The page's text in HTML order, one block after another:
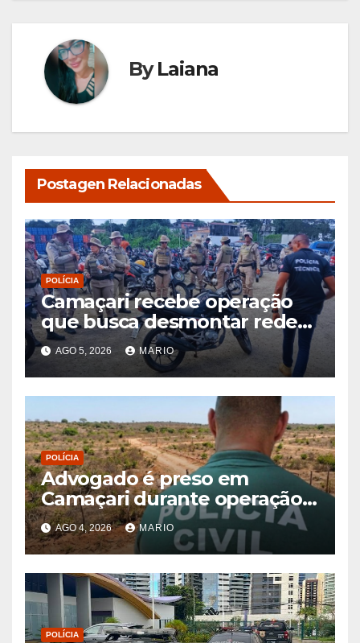
ByLaiana
Postagen Relacionadas
POLÍCIA
Camaçari recebe operação
que busca desmontar rede
de receptação de veículos
roubados e clonados
AGO 5, 2026 MARIO
POLÍCIA
Advogado é preso em
Camaçari durante operação
contra fraudes envolvendo
imóveis
AGO 4, 2026 MARIO
POLÍCIA